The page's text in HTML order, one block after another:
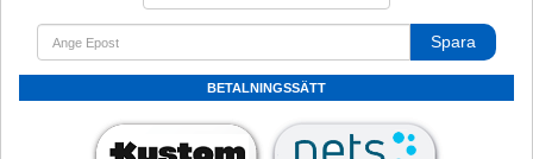
Spara
BETALNINGSSÄTT